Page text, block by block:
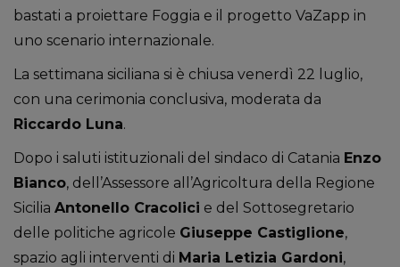
bastati a proiettare Foggia e il progetto VaZapp in
uno scenario internazionale.
La settimana siciliana si è chiusa venerdì 22 luglio,
con una cerimonia conclusiva, moderata da
Riccardo Luna.
Dopo i saluti istituzionali del sindaco di Catania Enzo
Bianco, dell’Assessore all’Agricoltura della Regione
Sicilia Antonello Cracolici e del Sottosegretario
delle politiche agricole Giuseppe Castiglione,
spazio agli interventi di Maria Letizia Gardoni,